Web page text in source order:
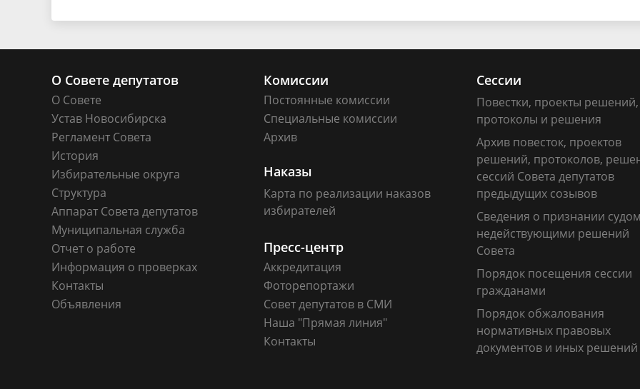
О Совете депутатов
О Совете
Устав Новосибирска
Регламент Совета
История
Избирательные округа
Структура
Аппарат Совета депутатов
Муниципальная служба
Отчет о работе
Информация о проверках
Контакты
Объявления
Комиссии
Постоянные комиссии
Специальные комиссии
Архив
Сессии
Повестки, проекты решений,
протоколы и решения
Архив повесток, проектов
решений, протоколов,
сессий Совета депутатов
предыдущих созывов
Сведения о признании судом
недействующими решений
Совета
Порядок посещения сессии
гражданами
Порядок обжалования
нормативных правовых
документов и иных решений
Наказы
Карта по реализации наказов
избирателей
Пресс-центр
Аккредитация
Фоторепортажи
Совет депутатов в СМИ
Наша "Прямая линия"
Контакты